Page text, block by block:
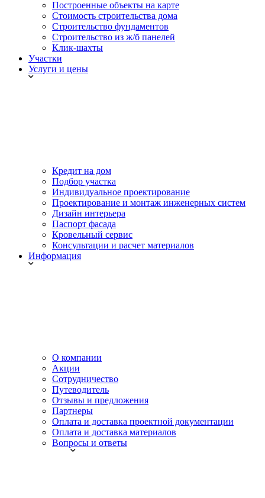
Построенные объекты на карте
Стоимость строительства дома
Строительство фундаментов
Строительство из ж/б панелей
Клик-шахты
Участки
Услуги и цены
Кредит на дом
Подбор участка
Индивидуальное проектирование
Проектирование и монтаж инженерных систем
Дизайн интерьера
Паспорт фасада
Кровельный сервис
Консультации и расчет материалов
Информация
О компании
Акции
Сотрудничество
Путеводитель
Отзывы и предложения
Партнеры
Оплата и доставка проектной документации
Оплата и доставка материалов
Вопросы и ответы